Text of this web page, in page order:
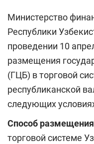
Министерство
Республики
проведении 10
размещения
(ГЦБ) в торговой
республиканской
следующих
Способ
торговой системе